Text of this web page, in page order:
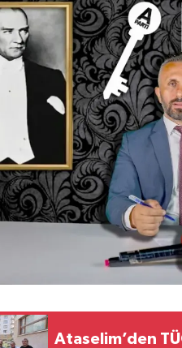
Ataselim’den